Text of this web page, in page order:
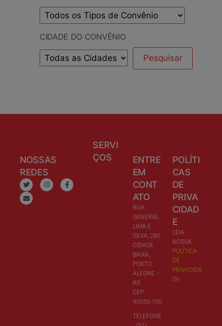
CIDADE DO CONVÊNIO
NOSSAS
REDES
SERVI
ÇOS
ENTRE
EM
CONT
ATO
RUA
GENERAL
LIMA E
SILVA, 280
CIDADE
BAIXA,
PORTO
ALEGRE –
RS
CEP:
90050-100
TELEFONE
POLÍTI
CAS
DE
PRIVA
CIDAD
E
LEIA
NOSSA
POLÍTICA
DE
PRIVACIDA
DE